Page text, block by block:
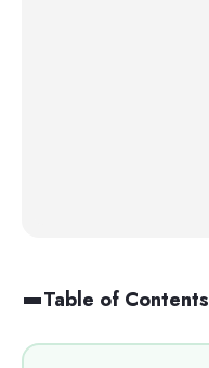
Table of Contents